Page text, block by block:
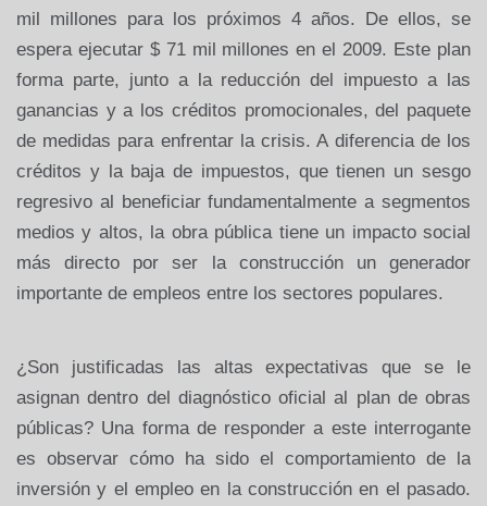
mil millones para los próximos 4 años. De ellos, se
espera ejecutar $ 71 mil millones en el 2009. Este plan
forma parte, junto a la reducción del impuesto a las
ganancias y a los créditos promocionales, del paquete
de medidas para enfrentar la crisis. A diferencia de los
créditos y la baja de impuestos, que tienen un sesgo
regresivo al beneficiar fundamentalmente a segmentos
medios y altos, la obra pública tiene un impacto social
más directo por ser la construcción un generador
importante de empleos entre los sectores populares.
¿Son justificadas las altas expectativas que se le
asignan dentro del diagnóstico oficial al plan de obras
públicas? Una forma de responder a este interrogante
es observar cómo ha sido el comportamiento de la
inversión y el empleo en la construcción en el pasado.